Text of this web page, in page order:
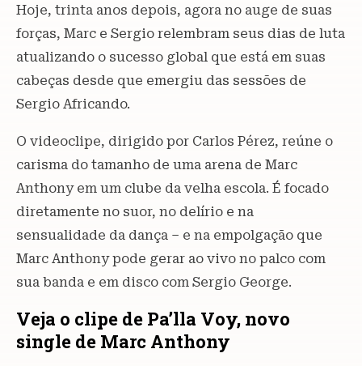
Hoje, trinta anos depois, agora no auge de suas
forças, Marc e Sergio relembram seus dias de luta
atualizando o sucesso global que está em suas
cabeças desde que emergiu das sessões de
Sergio Africando.
O videoclipe, dirigido por Carlos Pérez, reúne o
carisma do tamanho de uma arena de Marc
Anthony em um clube da velha escola. É focado
diretamente no suor, no delírio e na
sensualidade da dança – e na empolgação que
Marc Anthony pode gerar ao vivo no palco com
sua banda e em disco com Sergio George.
Veja o clipe de Pa’lla Voy, novo
single de Marc Anthony